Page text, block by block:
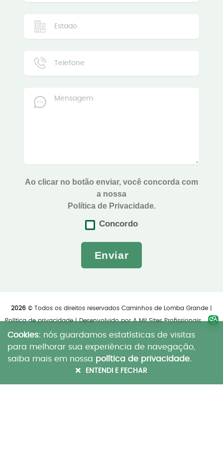
Ao clicar no botão enviar, você concorda com
a nossa
Política de Privacidade.
Concordo
Enviar
2026 © Todos os direitos reservados Caminhos de Lomba Grande |
Política de privacidade| Desenvolvido porA Mil Sites Profissionais
Cookies: nós guardamos estatísticas de visitas
para melhorar sua experiência de navegação,
saiba mais em nossa política de privacidade.
ENTENDI E FECHAR